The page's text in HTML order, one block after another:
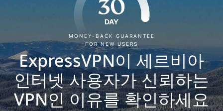
30
DAY
MONEY-BACK GUARANTEE
FOR NEW USERS
ExpressVPN이 세르비아
인터넷 사용자가 신뢰하는
VPN인 이유를 확인하세요